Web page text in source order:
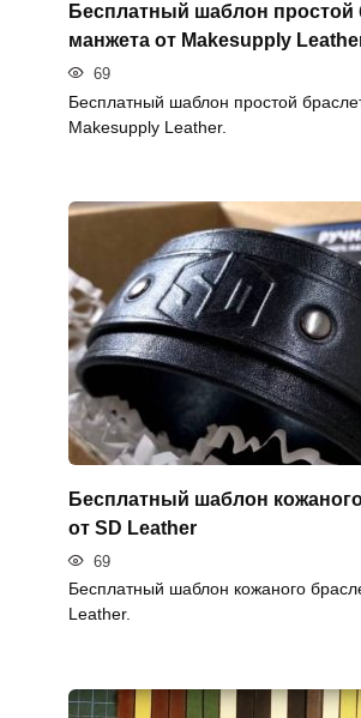
Бесплатный шаблон простой
манжета от Makesupply
69
Бесплатный шаблон простой
Makesupply Leather.
Бесплатный шаблон
от SD Leather
69
Бесплатный шаблон кожаного
Leather.